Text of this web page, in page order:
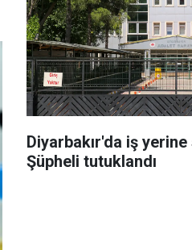
Diyarbakır'da iş yerine
Şüpheli tutuklandı